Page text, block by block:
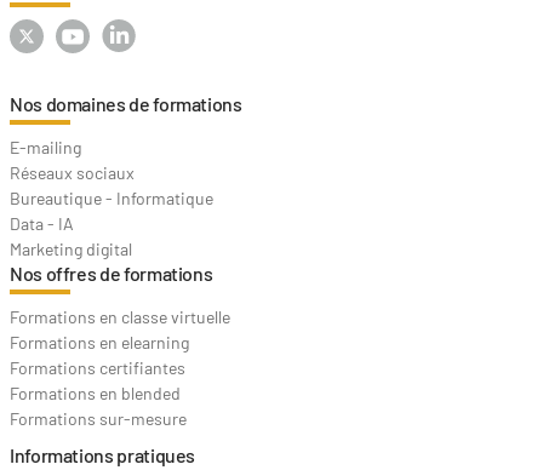
Nos domaines de formations
E-mailing
Réseaux sociaux
Bureautique - Informatique
Data - IA
Marketing digital
Nos offres de formations
Formations en classe virtuelle
Formations en elearning
Formations certifiantes
Formations en blended
Formations sur-mesure
Informations pratiques